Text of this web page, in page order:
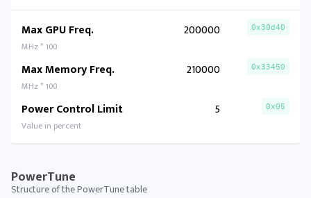
Max GPU Freq.
MHz * 100
200000 0x30d40
Max Memory Freq.
MHz * 100
210000 0x33450
Power Control Limit
Value in percent
5 0x05
PowerTune
Structure of the PowerTune table